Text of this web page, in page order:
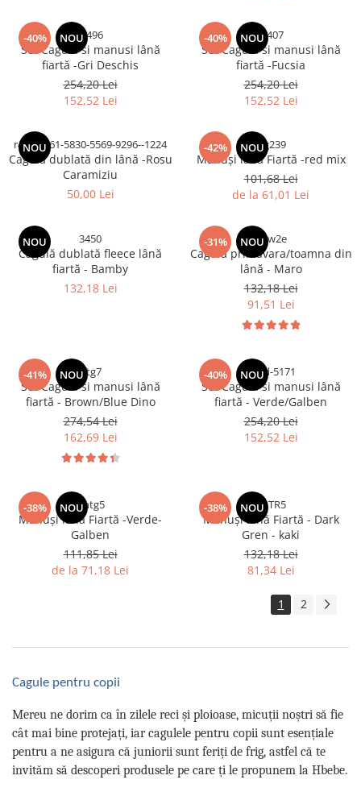
-40% NOUtr496
Set Cagulă si manusi lână
fiartă -Gri Deschis
254,20 Lei
152,52 Lei
-40% NOUtr407
Set Cagulă si manusi lână
fiartă -Fucsia
254,20 Lei
152,52 Lei
NOU
r456-7161-5830-5569-9296--1224
Cagulă dublată din lână -Rosu
Caramiziu
50,00 Lei
-42% NOUrtg239
Mănuși lână Fiartă -red mix
101,68 Lei
de la 61,01 Lei
NOU 3450
Cagulă dublată fleece lână
fiartă - Bamby
132,18 Lei
-31% NOU2qw2e
Cagulă primavara/toamna din
lână - Maro
132,18 Lei
91,51 Lei
-41% NOUrftg7
Set Cagulă si manusi lână
fiartă - Brown/Blue Dino
274,54 Lei
162,69 Lei
-40% NOU
eedd-5171
Set Cagulă si manusi lână
fiartă - Verde/Galben
254,20 Lei
152,52 Lei
-38% NOUnhtg5
Mănuși lână Fiartă -Verde-
Galben
111,85 Lei
de la 71,18 Lei
-38% NOUFRTR5
Mănuși lână Fiartă - Dark
Gren - kaki
132,18 Lei
81,34 Lei
1 2
Cagule pentru copii
Mereu ne dorim ca în zilele reci și ploioase, micuții noștri să fie
cât mai bine protejați, iar cagulele pentru copii sunt esențiale
pentru a ne asigura că juniorii sunt feriți de frig, astfel că te
invităm să descoperi produsele pe care ți le propunem la Hbebe.